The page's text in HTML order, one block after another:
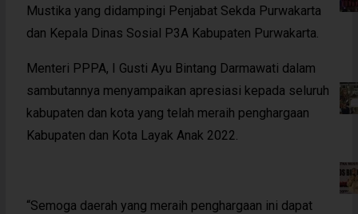
Mustika yang didampingi Penjabat Sekda Purwakarta
dan Kepala Dinas Sosial P3A Kabupaten Purwakarta.
Menteri PPPA, I Gusti Ayu Bintang Darmawati dalam
sambutannya menyampaikan apresiasi kepada seluruh
kabupaten dan kota yang telah meraih penghargaan
Kabupaten dan Kota Layak Anak 2022.
“Semoga daerah yang meraih penghargaan ini dapat